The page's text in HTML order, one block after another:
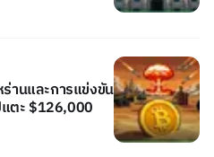
านและการแข่งขัน
ตะ $126,000